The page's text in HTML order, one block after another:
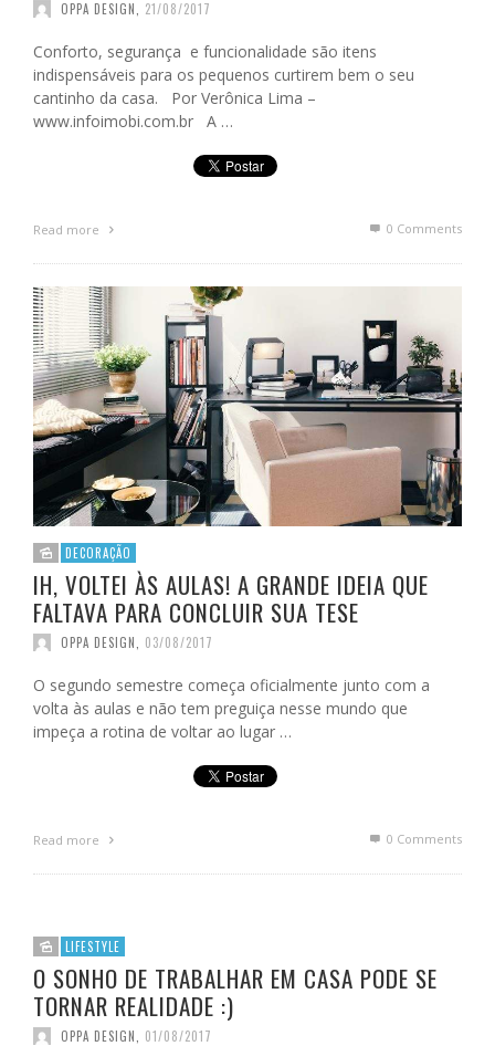
OPPA DESIGN 21/08/2017
Conforto, segurança e funcionalidade são itens
indispensáveis para os pequenos curtirem bem o seu
cantinho da casa. Por Verônica Lima –
www.infoimobi.com.br A …
Read more 0 Comments
DECORAÇÃO
IH, VOLTEI ÀS AULAS! A GRANDE IDEIA QUE
FALTAVA PARA CONCLUIR SUA TESE
OPPA DESIGN 03/08/2017
O segundo semestre começa oficialmente junto com a
volta às aulas e não tem preguiça nesse mundo que
impeça a rotina de voltar ao lugar …
Read more 0 Comments
LIFESTYLE
O SONHO DE TRABALHAR EM CASA PODE SE
TORNAR REALIDADE :)
OPPA DESIGN 01/08/2017